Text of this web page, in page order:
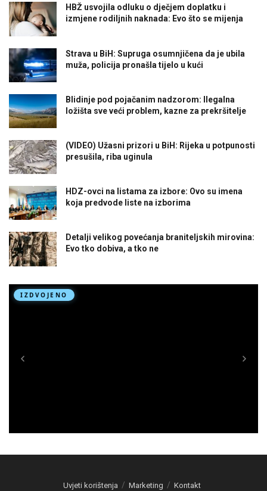
HBŽ usvojila odluku o dječjem doplatku i
izmjene rodiljnih naknada: Evo što se mijenja
Strava u BiH: Supruga osumnjičena da je ubila
muža, policija pronašla tijelo u kući
Blidinje pod pojačanim nadzorom: Ilegalna
ložišta sve veći problem, kazne za prekršitelje
(VIDEO) Užasni prizori u BiH: Rijeka u potpunosti
presušila, riba uginula
HDZ-ovci na listama za izbore: Ovo su imena
koja predvode liste na izborima
Detalji velikog povećanja braniteljskih mirovina:
Evo tko dobiva, a tko ne
Uvjeti korištenja Marketing Kontakt